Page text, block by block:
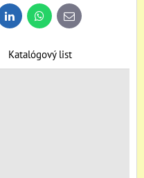
LinkedInWhatsApp
E-
mail
Katalógový list